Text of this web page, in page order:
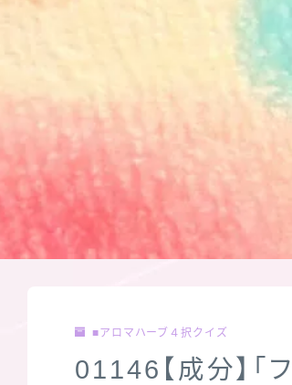
■アロマハーブ４択クイズ
01146【成分】「